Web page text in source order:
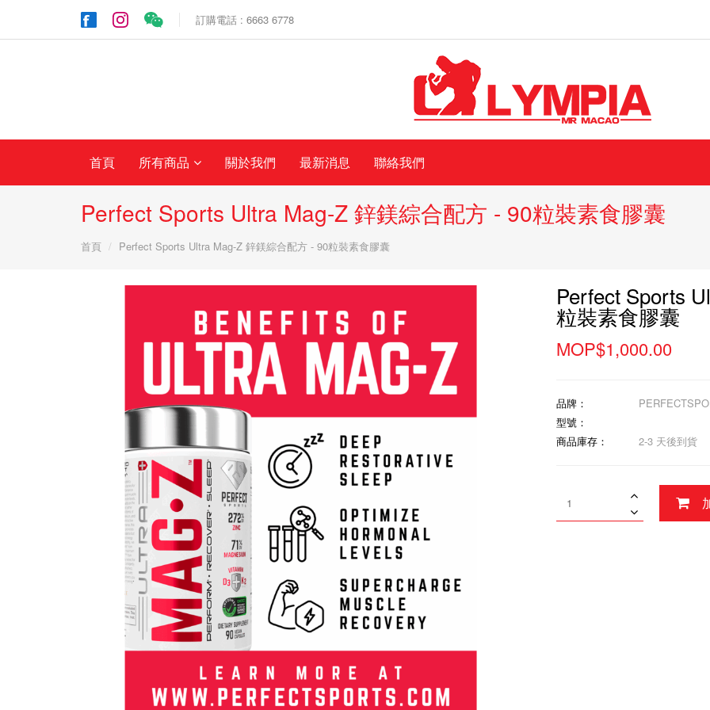
訂購電話 : 6663 6778
首頁 所有商品 關於我們 最新消息 聯絡我們
Perfect Sports Ultra Mag-Z 鋅鎂綜合配方 - 90粒裝素食膠囊
首頁 Perfect Sports Ultra Mag-Z 鋅鎂綜合配方 - 90粒裝素食膠囊
Perfect Sports
粒裝素食膠囊
MOP$1,000.00
品牌：
型號：
商品庫存：
2-3 天後到貨